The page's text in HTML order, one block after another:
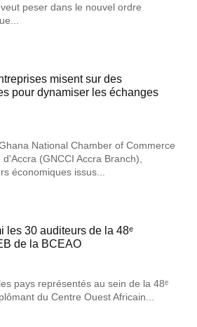
peser dans le nouvel ordre
misent sur des
pour dynamiser les échanges
National Chamber of Commerce
(GNCCI Accra Branch),
économiques issus...
les 30 auditeurs de la 48ᵉ
de la BCEAO
pays représentés au sein de la 48ᵉ
du Centre Ouest Africain...